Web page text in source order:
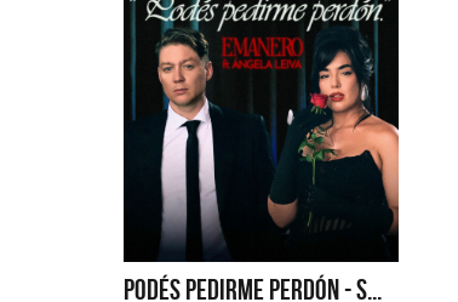
PODÉS PEDIRME PERDÓN - S...